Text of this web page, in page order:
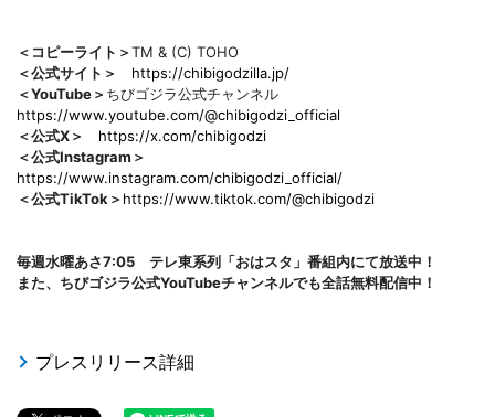
＜コピーライト＞TM & (C) TOHO
＜公式サイト＞ https://chibigodzilla.jp/
＜YouTube＞ ちびゴジラ公式チャンネル
https://www.youtube.com/@chibigodzi_official
＜公式X＞
https://x.com/chibigodzi
＜公式Instagram＞
https://www.instagram.com/chibigodzi_official/
＜公式TikTok＞ https://www.tiktok.com/@chibigodzi
毎週水曜あさ7:05 テレ東系列「おはスタ」番組内にて放送中！
また、ちびゴジラ公式YouTubeチャンネルでも全話無料配信中！
プレスリリース詳細